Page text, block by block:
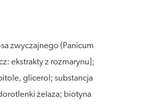
zwyczajnego (Panicum
ekstrakty z rozmarynu];
glicerol; substancja
żelaza; biotyna